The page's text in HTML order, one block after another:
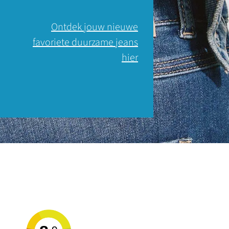
Ontdek jouw nieuwe
favoriete duurzame jeans
hier